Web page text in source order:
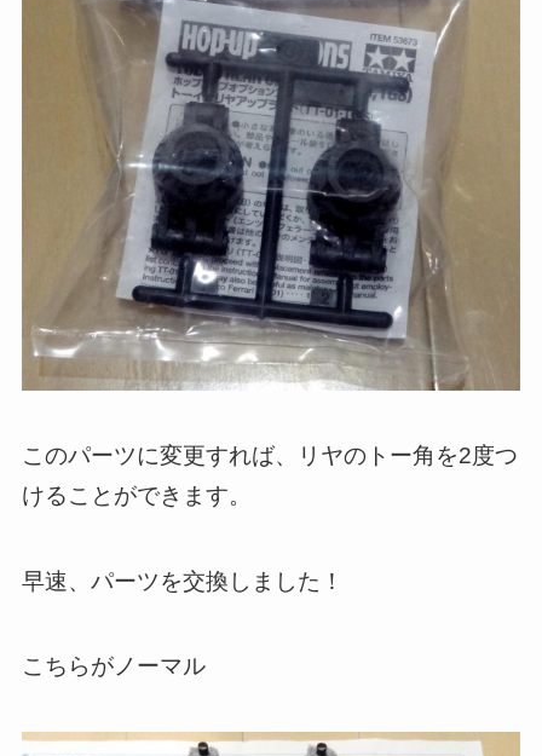
このパーツに変更すれば、リヤのトー角を2度つ
けることができます。
早速、パーツを交換しました！
こちらがノーマル